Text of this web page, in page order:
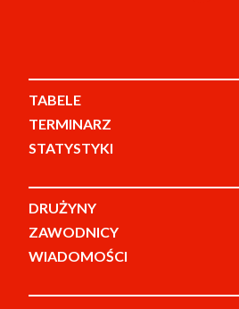
TABELE
TERMINARZ
STATYSTYKI
DRUŻYNY
ZAWODNICY
WIADOMOŚCI